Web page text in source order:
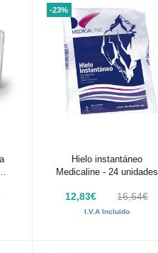
-23%
Añadir al carrito
Hielo instantáneo
Medicaline - 24 unidades
12,83€ 16,64€
I.V.A Incluido